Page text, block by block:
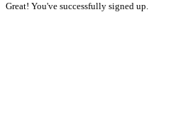
Great! You've successfully signed up.